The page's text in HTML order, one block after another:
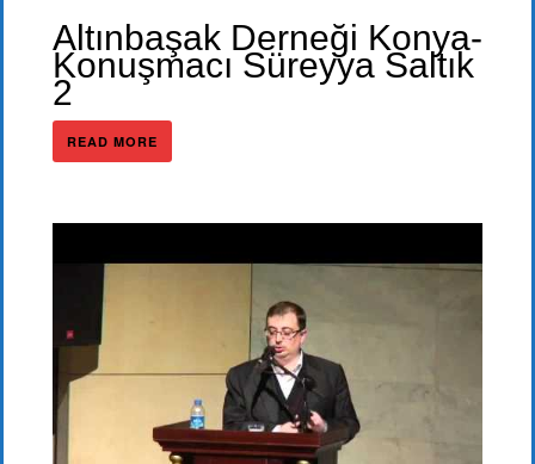
Altınbaşak Derneği Konya-
Konuşmacı Süreyya Saltık
2
READ MORE